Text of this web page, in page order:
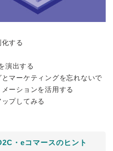
する
演出する
マーケティングを忘れないで
ーションを活用する
プしてみる
・eコマースのヒント